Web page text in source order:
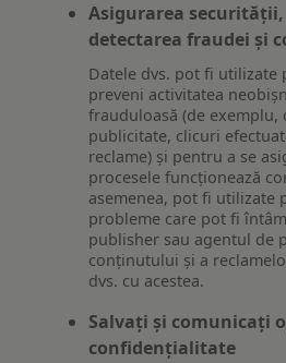
Asigurarea
detectarea fraudei și
Datele dvs. pot fi utilizate
preveni activitatea
frauduloasă (de exemplu,
publicitate, clicuri
reclame) și pentru a se
procesele funcționează
asemenea, pot fi utilizate
probleme care pot fi
publisher sau agentul de
conținutului și a
dvs. cu acestea.
Salvați și comunicați
confidențialitate